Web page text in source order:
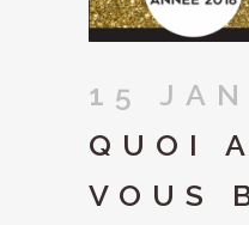
15 JAN
QUOI
VOUS